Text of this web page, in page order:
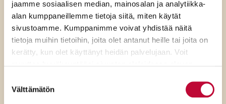
jaamme sosiaalisen median, mainosalan ja analytiikka-
alan kumppaneillemme tietoja siitä, miten käytät
sivustoamme. Kumppanimme voivat yhdistää näitä
tietoja muihin tietoihin, joita olet antanut heille tai joita on
kerätty, kun olet käyttänyt heidän palvelujaan. Voit
valinta
Välttämätön7.8.2026